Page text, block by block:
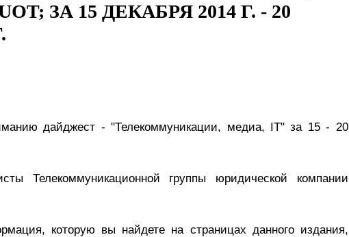
ЗА 15 ДЕКАБРЯ 2014 Г. - 20
дайджест - "Телекоммуникации, медиа, IT" за 15 - 20
Телекоммуникационной группы юридической компании
которую вы найдете на страницах данного издания,